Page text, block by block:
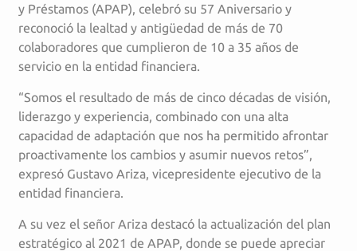
y Préstamos (APAP), celebró su 57 Aniversario y
reconoció la lealtad y antigüedad de más de 70
colaboradores que cumplieron de 10 a 35 años de
servicio en la entidad financiera.
“Somos el resultado de más de cinco décadas de visión,
liderazgo y experiencia, combinado con una alta
capacidad de adaptación que nos ha permitido afrontar
proactivamente los cambios y asumir nuevos retos”,
expresó Gustavo Ariza, vicepresidente ejecutivo de la
entidad financiera.
A su vez el señor Ariza destacó la actualización del plan
estratégico al 2021 de APAP, donde se puede apreciar